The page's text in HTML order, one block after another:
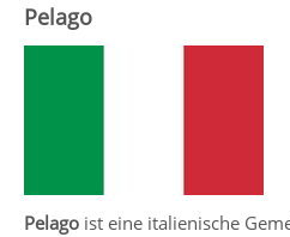
Pelago
Pelago ist eine italienische